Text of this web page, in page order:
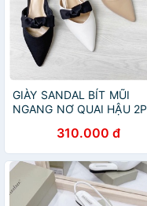
GIÀY SANDAL BÍT MŨI
NGANG NƠ QUAI HẬU 2P
310.000 đ